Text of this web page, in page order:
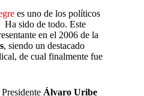
es uno de los políticos
sido de todo. Este
en el 2006 de la
, siendo un destacado
de cual finalmente fue
Álvaro Uribe